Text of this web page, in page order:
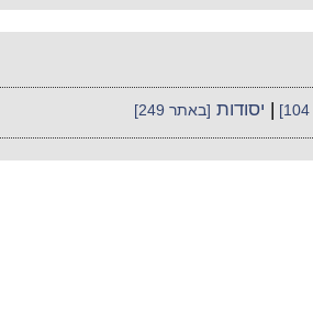
| יסודות [באתר 249]